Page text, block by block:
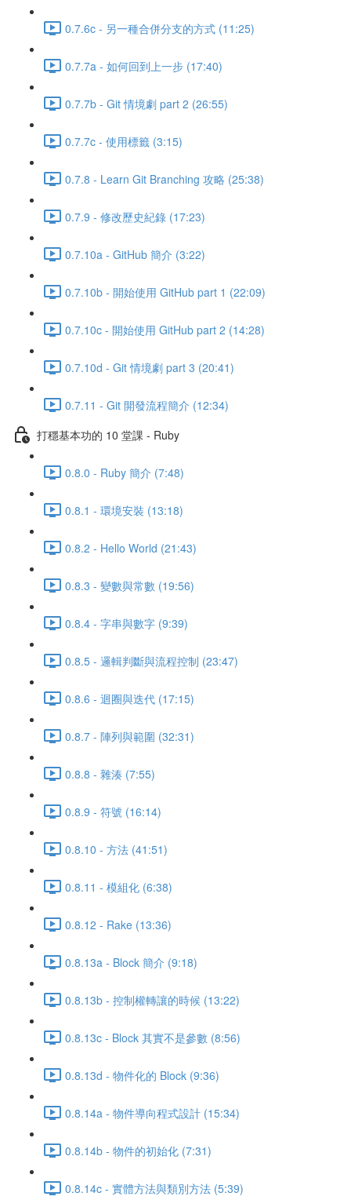
0.7.6c - 另一種合併分支的方式 (11:25)
0.7.7a - 如何回到上一步 (17:40)
0.7.7b - Git 情境劇 part 2 (26:55)
0.7.7c - 使用標籤 (3:15)
0.7.8 - Learn Git Branching 攻略 (25:38)
0.7.9 - 修改歷史紀錄 (17:23)
0.7.10a - GitHub 簡介 (3:22)
0.7.10b - 開始使用 GitHub part 1 (22:09)
0.7.10c - 開始使用 GitHub part 2 (14:28)
0.7.10d - Git 情境劇 part 3 (20:41)
0.7.11 - Git 開發流程簡介 (12:34)
打穩基本功的 10 堂課 - Ruby
0.8.0 - Ruby 簡介 (7:48)
0.8.1 - 環境安裝 (13:18)
0.8.2 - Hello World (21:43)
0.8.3 - 變數與常數 (19:56)
0.8.4 - 字串與數字 (9:39)
0.8.5 - 邏輯判斷與流程控制 (23:47)
0.8.6 - 迴圈與迭代 (17:15)
0.8.7 - 陣列與範圍 (32:31)
0.8.8 - 雜湊 (7:55)
0.8.9 - 符號 (16:14)
0.8.10 - 方法 (41:51)
0.8.11 - 模組化 (6:38)
0.8.12 - Rake (13:36)
0.8.13a - Block 簡介 (9:18)
0.8.13b - 控制權轉讓的時候 (13:22)
0.8.13c - Block 其實不是參數 (8:56)
0.8.13d - 物件化的 Block (9:36)
0.8.14a - 物件導向程式設計 (15:34)
0.8.14b - 物件的初始化 (7:31)
0.8.14c - 實體方法與類別方法 (5:39)